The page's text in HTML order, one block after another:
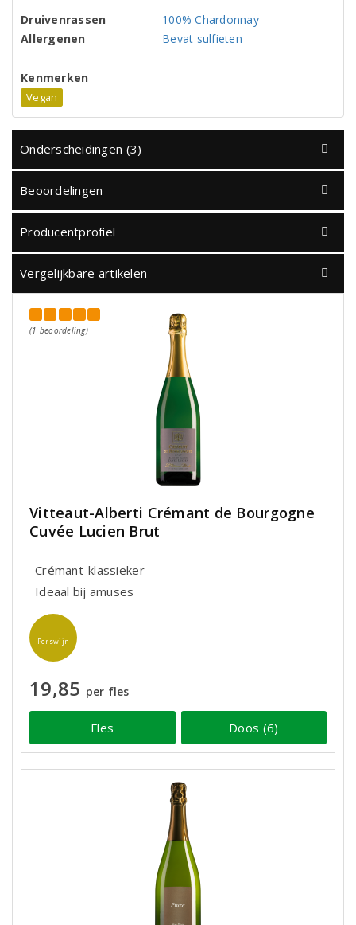
Druivenrassen
100% Chardonnay
Allergenen
Bevat sulfieten
Kenmerken
Vegan
Onderscheidingen (3)
Beoordelingen
Producentprofiel
Vergelijkbare artikelen
(1 beoordeling)
Vitteaut-Alberti Crémant de Bourgogne
Cuvée Lucien Brut
Crémant-klassieker
Ideaal bij amuses
Perswijn
19,85 per fles
Fles Doos (6)